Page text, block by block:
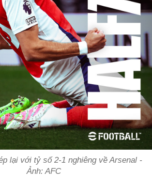
lại với tỷ số 2-1 nghiêng về Arsenal -
Ảnh: AFC